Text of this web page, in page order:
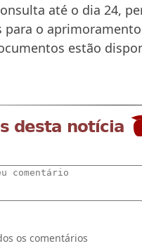
até o dia 24,
para o
estão
desta notícia
os comentários